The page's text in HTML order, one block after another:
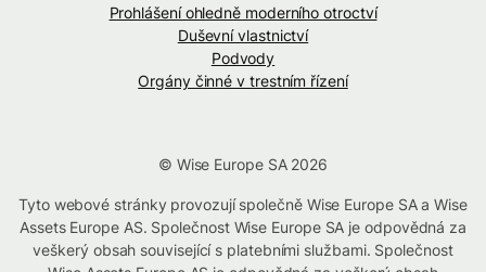
Prohlášení ohledně moderního otroctví
Duševní vlastnictví
Podvody
Orgány činné v trestním řízení
© Wise Europe SA 2026
Tyto webové stránky provozují společně Wise Europe SA a Wise
Assets Europe AS. Společnost Wise Europe SA je odpovědná za
veškerý obsah související s platebními službami. Společnost